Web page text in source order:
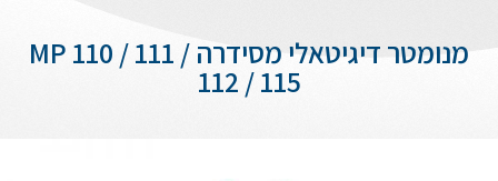
מנומטר דיגיטאלי מסידרה MP 110 / 111 /
112 / 115